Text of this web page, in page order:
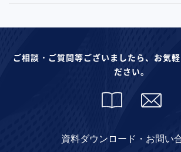
ご相談・ご質問等ございましたら、お気
ださい。
資料ダウンロード・お問い